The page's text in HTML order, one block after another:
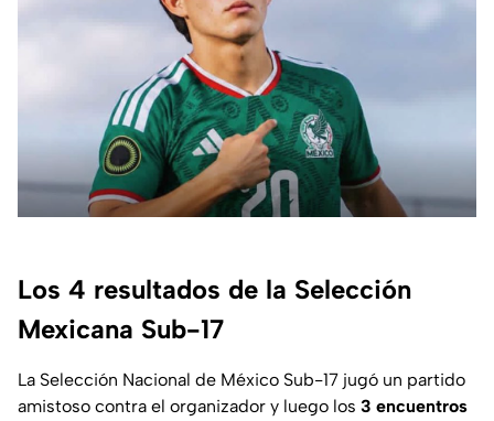
Los 4 resultados de la Selección
Mexicana Sub-17
La Selección Nacional de México Sub-17 jugó un partido
amistoso contra el organizador y luego los 3 encuentros